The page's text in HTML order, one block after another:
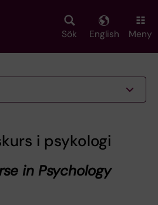
Sök English Meny
i psykologi
in Psychology